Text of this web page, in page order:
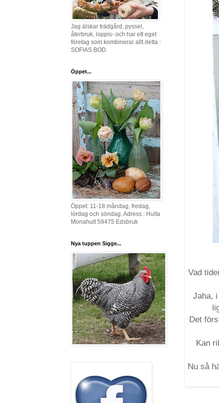
Vad
Jaha,
Det
Kan
Nu så
Jag älskar trädgård, pyssel,
återbruk, loppis- och har ett eget
företag som kombinerar allt detta :
SOFIAS BOD
Öppet...
Öppet: 11-18 måndag, fredag,
lördag och söndag. Adress : Hulta
Monahult 59475 Edsbruk
Nya tuppen Sigge...